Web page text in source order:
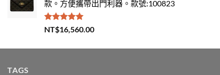
款。方便攜帶出門利器。款號:100823
評分5.00
滿分 5
NT$16,560.00
TAGS